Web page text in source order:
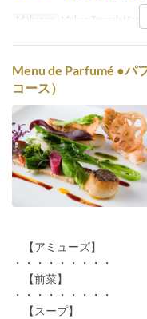
Makanan Makan Tengah Hari
Menu de Parfumé ●パ
コース）
【アミューズ】
・・・・・・・・・
【前菜】
・・・・・・・・・
【スープ】